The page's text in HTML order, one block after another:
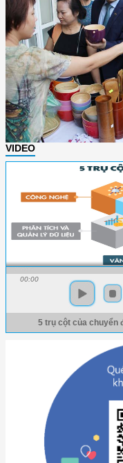
VIDEO
00:00
5 trụ cột của chuyển